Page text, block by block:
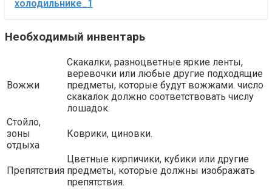
холодильнике_1
Необходимый инвентарь
Вожжи
Скакалки, разноцветные яркие ленты,
веревочки или любые другие подходящие
предметы, которые будут вожжами. число
скакалок должно соответствовать числу
лошадок.
Стойло,
зоны
отдыха
Коврики, циновки.
Препятствия
Цветные кирпичики, кубики или другие
предметы, которые должны изображать
препятствия.